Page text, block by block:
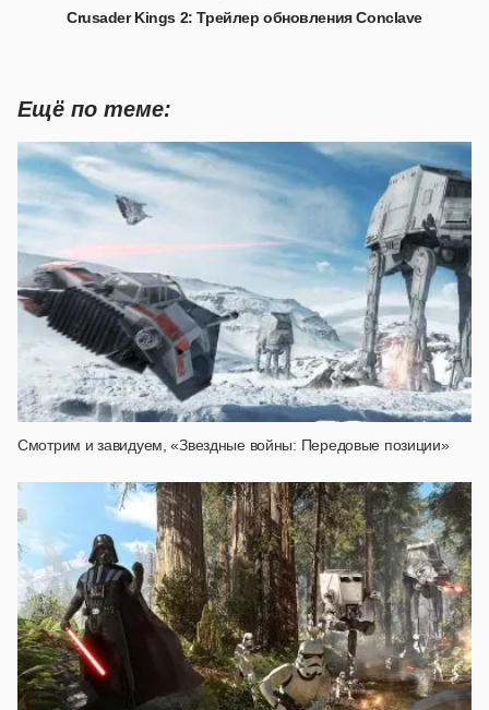
Crusader Kings 2: Трейлер обновления Conclave
Ещё по теме:
Смотрим и завидуем, «Звездные войны: Передовые позиции»